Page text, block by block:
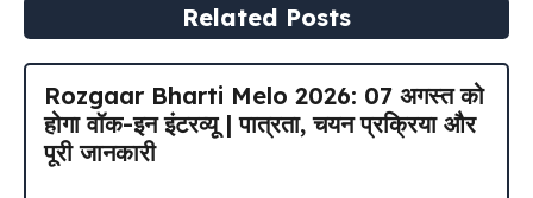
Related Posts
Rozgaar Bharti Melo 2026: 07 अगस्त को
होगा वॉक-इन इंटरव्यू | पात्रता, चयन प्रक्रिया और
पूरी जानकारी